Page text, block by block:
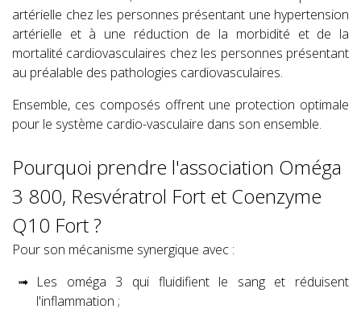
artérielle chez les personnes présentant une hypertension
artérielle et à une réduction de la morbidité et de la
mortalité cardiovasculaires chez les personnes présentant
au préalable des pathologies cardiovasculaires.
Ensemble, ces composés offrent une protection optimale
pour le système cardio-vasculaire dans son ensemble.
Pourquoi prendre l'association Oméga
3 800, Resvératrol Fort et Coenzyme
Q10 Fort ?
Pour son mécanisme synergique avec :
Les oméga 3 qui fluidifient le sang et réduisent
l'inflammation ;